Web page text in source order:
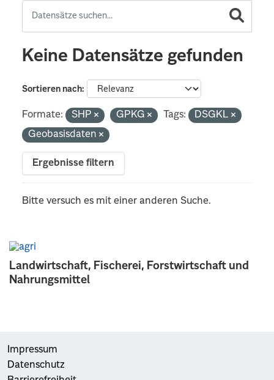
Landwirtschaft, Fischerei, Forstwirtschaft und
Nahrungsmittel
Keine Datensätze gefunden
Sortieren nach
Formate: SHP GPKG Tags:
DSGKL
Geobasisdaten
Ergebnisse filtern
Bitte versuch es mit einer anderen Suche.
Impressum
Datenschutz